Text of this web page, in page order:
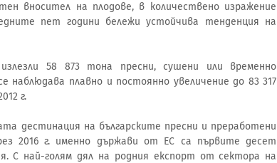
вносител на плодове, в количествено изражение
пет години бележи устойчива тенденция на
58 873 тона пресни, сушени или временно
наблюдава плавно и постоянно увеличение до 83 317
г.
дестинация на българските пресни и преработени
2016 г. именно държави от ЕС са първите десет
С най-голям дял на родния експорт от сектора на